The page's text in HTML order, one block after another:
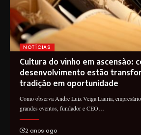
NOTÍCIAS
Cultura do vinho em ascensão:
desenvolvimento estão
tradição em oportunidade
Como observa Andre Luiz Veiga Lauria,
grandes eventos, fundador e CEO…
2 anos ago